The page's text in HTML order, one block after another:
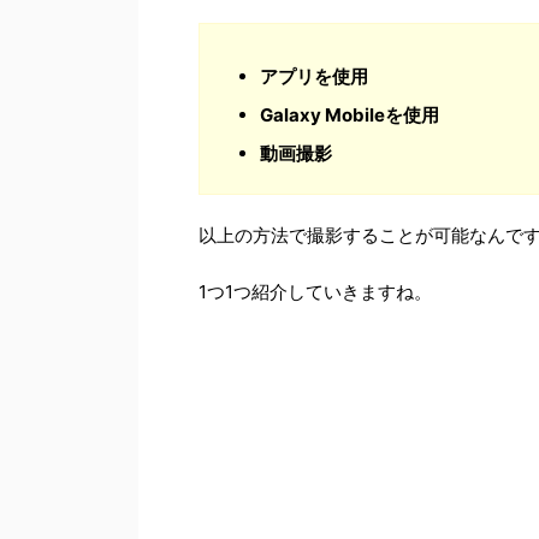
アプリを使用
Galaxy Mobileを使用
動画撮影
以上の方法で撮影することが可能なんで
1つ1つ紹介していきますね。